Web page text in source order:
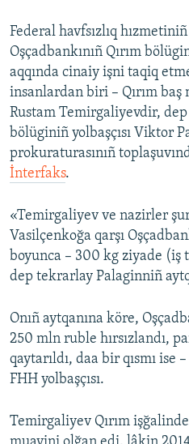
RFE/RS bütün saytları
Federal havfsızlıq
Oşçadbankınıñ Qırım
aqqında cinaiy işni taqiq
insanlardan biri – Qırım
Rustam Temirgaliyevdir,
bölüginiñ yolbaşçısı Viktor
prokuraturasınıñ
İnterfaks.
«Temirgaliyev ve nazirler
Vasilçenkoğa qarşı
boyunca – 300 kg ziyade
dep tekrarlay Palaginniñ
Onıñ aytqanına köre,
250 mln ruble hırsızlandı,
qaytarıldı, daa bir qısmı ise
FHH yolbaşçısı.
Temirgaliyev Qırım